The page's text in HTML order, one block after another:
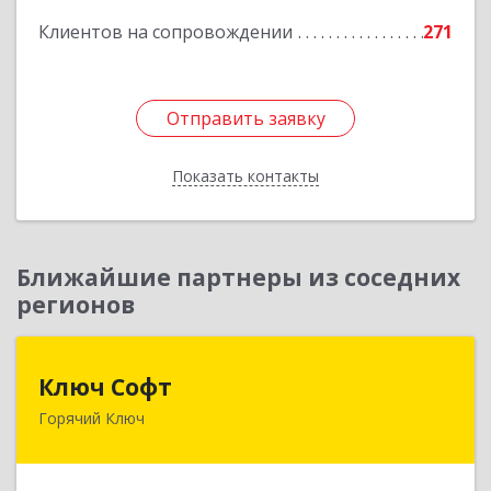
Клиентов на сопровождении 271
Отправить заявку
Показать контакты
Отправить заявку
Назад
Ближайшие партнеры из соседних
регионов
Ключ Софт
Горячий Ключ
353287, Краснодарский край, Горячий Ключ г,